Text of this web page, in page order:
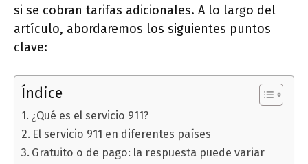
si se cobran tarifas adicionales. A lo largo del
artículo, abordaremos los siguientes puntos
clave:
Índice
¿Qué es el servicio 911?
El servicio 911 en diferentes países
Gratuito o de pago: la respuesta puede variar